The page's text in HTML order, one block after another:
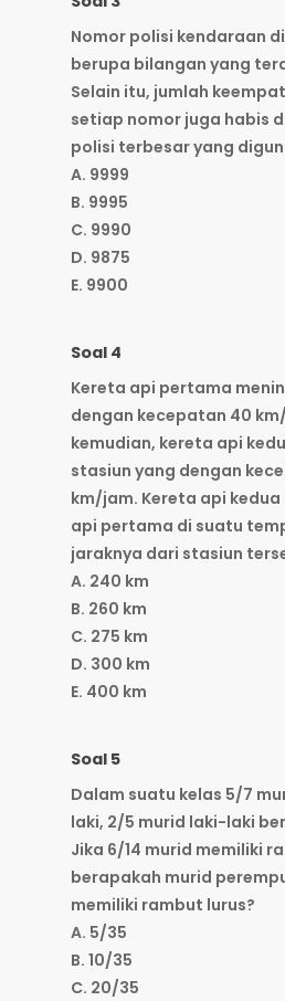
Nomor polisi kendaraan
berupa bilangan yang
Selain itu, jumlah
setiap nomor juga habis
polisi terbesar yang
A. 9999
B. 9995
C. 9990
D. 9875
E. 9900
Soal 4
Kereta api pertama
dengan kecepatan 40
kemudian, kereta api
stasiun yang dengan
km/jam. Kereta api
api pertama di suatu
jaraknya dari stasiun
A. 240 km
B. 260 km
C. 275 km
D. 300 km
E. 400 km
Soal 5
Dalam suatu kelas 5/7
laki, 2/5 murid laki-laki
Jika 6/14 murid memiliki
berapakah murid
memiliki rambut lurus?
A. 5/35
B. 10/35
C. 20/35